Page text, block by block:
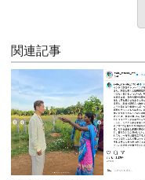
関連記事